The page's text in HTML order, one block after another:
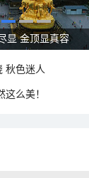
哈尔滨伏尔加庄园
秋色迷人
么美！